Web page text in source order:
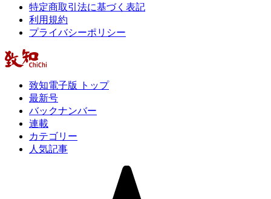
特定商取引法に基づく表記
利用規約
プライバシーポリシー
致知電子版 トップ
最新号
バックナンバー
連載
カテゴリー
人気記事